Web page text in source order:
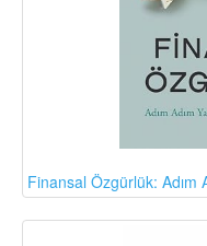
Finansal Özgürlük: Adım